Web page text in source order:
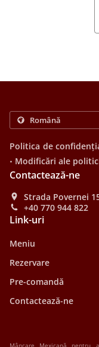
Politica de
. Modificări ale
Contactează-ne
Strada Povernei
+40 770 944 822
Link-uri
Meniu
Rezervare
Pre-comandă
Contactează-ne
Mâncare Mexicană pentru